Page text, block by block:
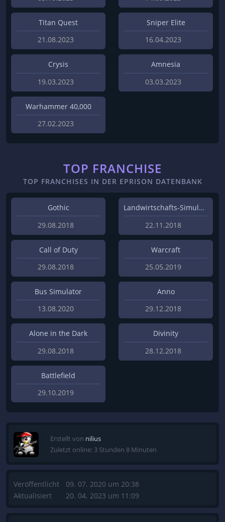
Titan Quest
21.08.2023
Sniper Elite
16.04.2023
Crysis
19.03.2023
Amnesia
03.03.2023
Warhammer 40,000
27.02.2023
TOP FRANCHISE
TOP FRANCHISES IN DER EPRISON DATENBANK
Gothic
29.08.2018
Landwirtschafts-Simulator
22.11.2018
Call of Duty
29.08.2018
Warcraft
25.05.2019
Bus Simulator
13.08.2020
Anno
29.12.2018
Alone in the Dark
29.08.2018
Divinity
28.12.2018
Battlefield
29.10.2019
Erstellt von nilius
Zuletzt online: 3 Stunden 8 Minuten
Veröffentlicht
Aktualisiert
09. 07. 2020 um 20:38
20. 04. 2023 um 11:09